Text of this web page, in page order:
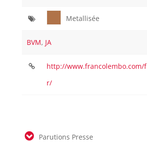
Metallisée
BVM, JA
http://www.francolembo.com/f
r/
Parutions Presse